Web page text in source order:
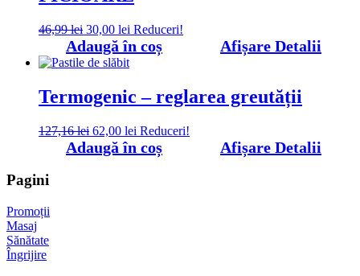
46,99lei Prețul
inițial
a
fost:
46,99 lei.
30,00 lei Prețul
curent
este:
Reduceri!
Adaugă în coș Afișare Detalii
Termogenic – reglarea greutății
127,16lei Prețul
inițial
a
62,00 lei Prețul
curent
este:
Reduceri!
Adaugă în coș Afișare Detalii
Pagini
Promoții
Masaj
Sănătate
Îngrijire